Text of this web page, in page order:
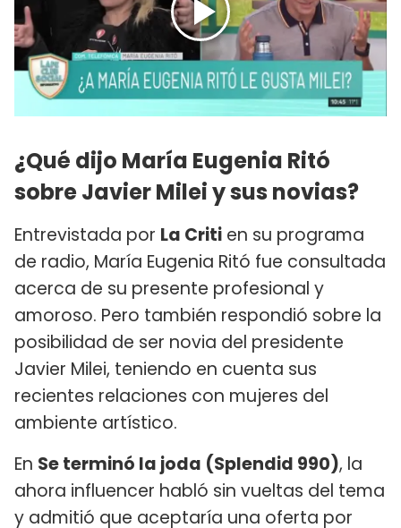
¿Qué dijo María Eugenia Ritó
sobre Javier Milei y sus novias?
Entrevistada por La Criti en su programa
de radio, María Eugenia Ritó fue consultada
acerca de su presente profesional y
amoroso. Pero también respondió sobre la
posibilidad de ser novia del presidente
Javier Milei, teniendo en cuenta sus
recientes relaciones con mujeres del
ambiente artístico.
En Se terminó la joda (Splendid 990), la
ahora influencer habló sin vueltas del tema
y admitió que aceptaría una oferta por